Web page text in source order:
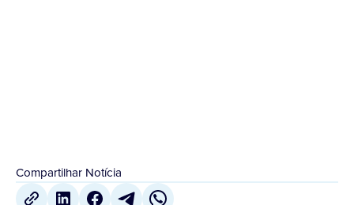
Compartilhar Notícia